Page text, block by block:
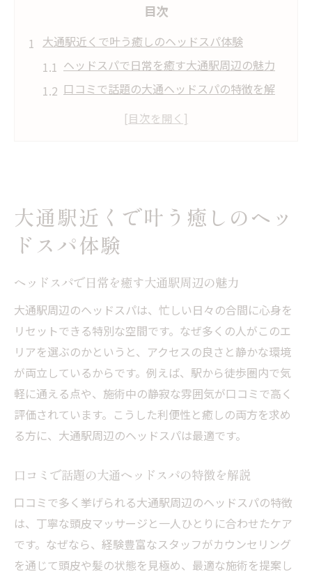
目次
大通駅近くで叶う癒しのヘッドスパ体験
ヘッドスパで日常を癒す大通駅周辺の魅力
口コミで話題の大通ヘッドスパの特徴を解
オイルヘッドスパで得られる睡眠への効果
とは
介
口コミから知るヘッドスパの本当の効果
ヘッドスパの口コミで見える効果の理由と
は
専門店利用者が感じたリラクゼーション体
験
寝落ち必至と話題の札幌ヘッドスパの実力
ヘッドスパ口コミ比較で分かる変化と持続
実体験から分かるヘッドスパの選び方ガイ
ド
札幌で話題のヘッドスパがもたらす変化
大通駅近くで叶う癒しのヘッ
ドスパ体験
ヘッドスパで日常を癒す大通駅周辺の魅力
大通駅周辺のヘッドスパは、忙しい日々の合間に心身を
リセットできる特別な空間です。なぜ多くの人がこのエ
リアを選ぶのかというと、アクセスの良さと静かな環境
が両立しているからです。例えば、駅から徒歩圏内で気
軽に通える点や、施術中の静寂な雰囲気が口コミで高く
評価されています。こうした利便性と癒しの両方を求め
る方に、大通駅周辺のヘッドスパは最適です。
口コミで話題の大通ヘッドスパの特徴を解説
口コミで多く挙げられる大通駅周辺のヘッドスパの特徴
は、丁寧な頭皮マッサージと一人ひとりに合わせたケア
です。なぜなら、経験豊富なスタッフがカウンセリング
を通じて頭皮や髪の状態を見極め、最適な施術を提案し